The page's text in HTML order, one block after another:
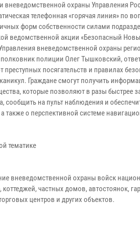
вневедомственной охраны Управления
телефонная «горячая линия» по
форм собственности силами
ведомственной акции «Безопасный
вневедомственной охраны
полиции Олег Тышковский,
преступных посягательств и правилах
Граждане смогут получить
которые позволяют в разы быстрее
сообщить на пульт наблюдения и
также о перспективной системе
тематике
вневедомственной охраны войск
частных домов, автостоянок,
центров и других объектов.